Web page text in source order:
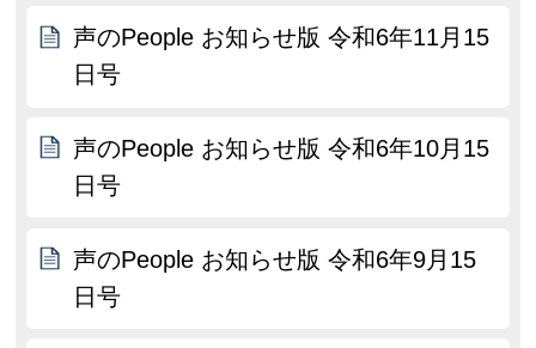
声のPeople お知らせ版 令和6年11月15
日号
声のPeople お知らせ版 令和6年10月15
日号
声のPeople お知らせ版 令和6年9月15
日号